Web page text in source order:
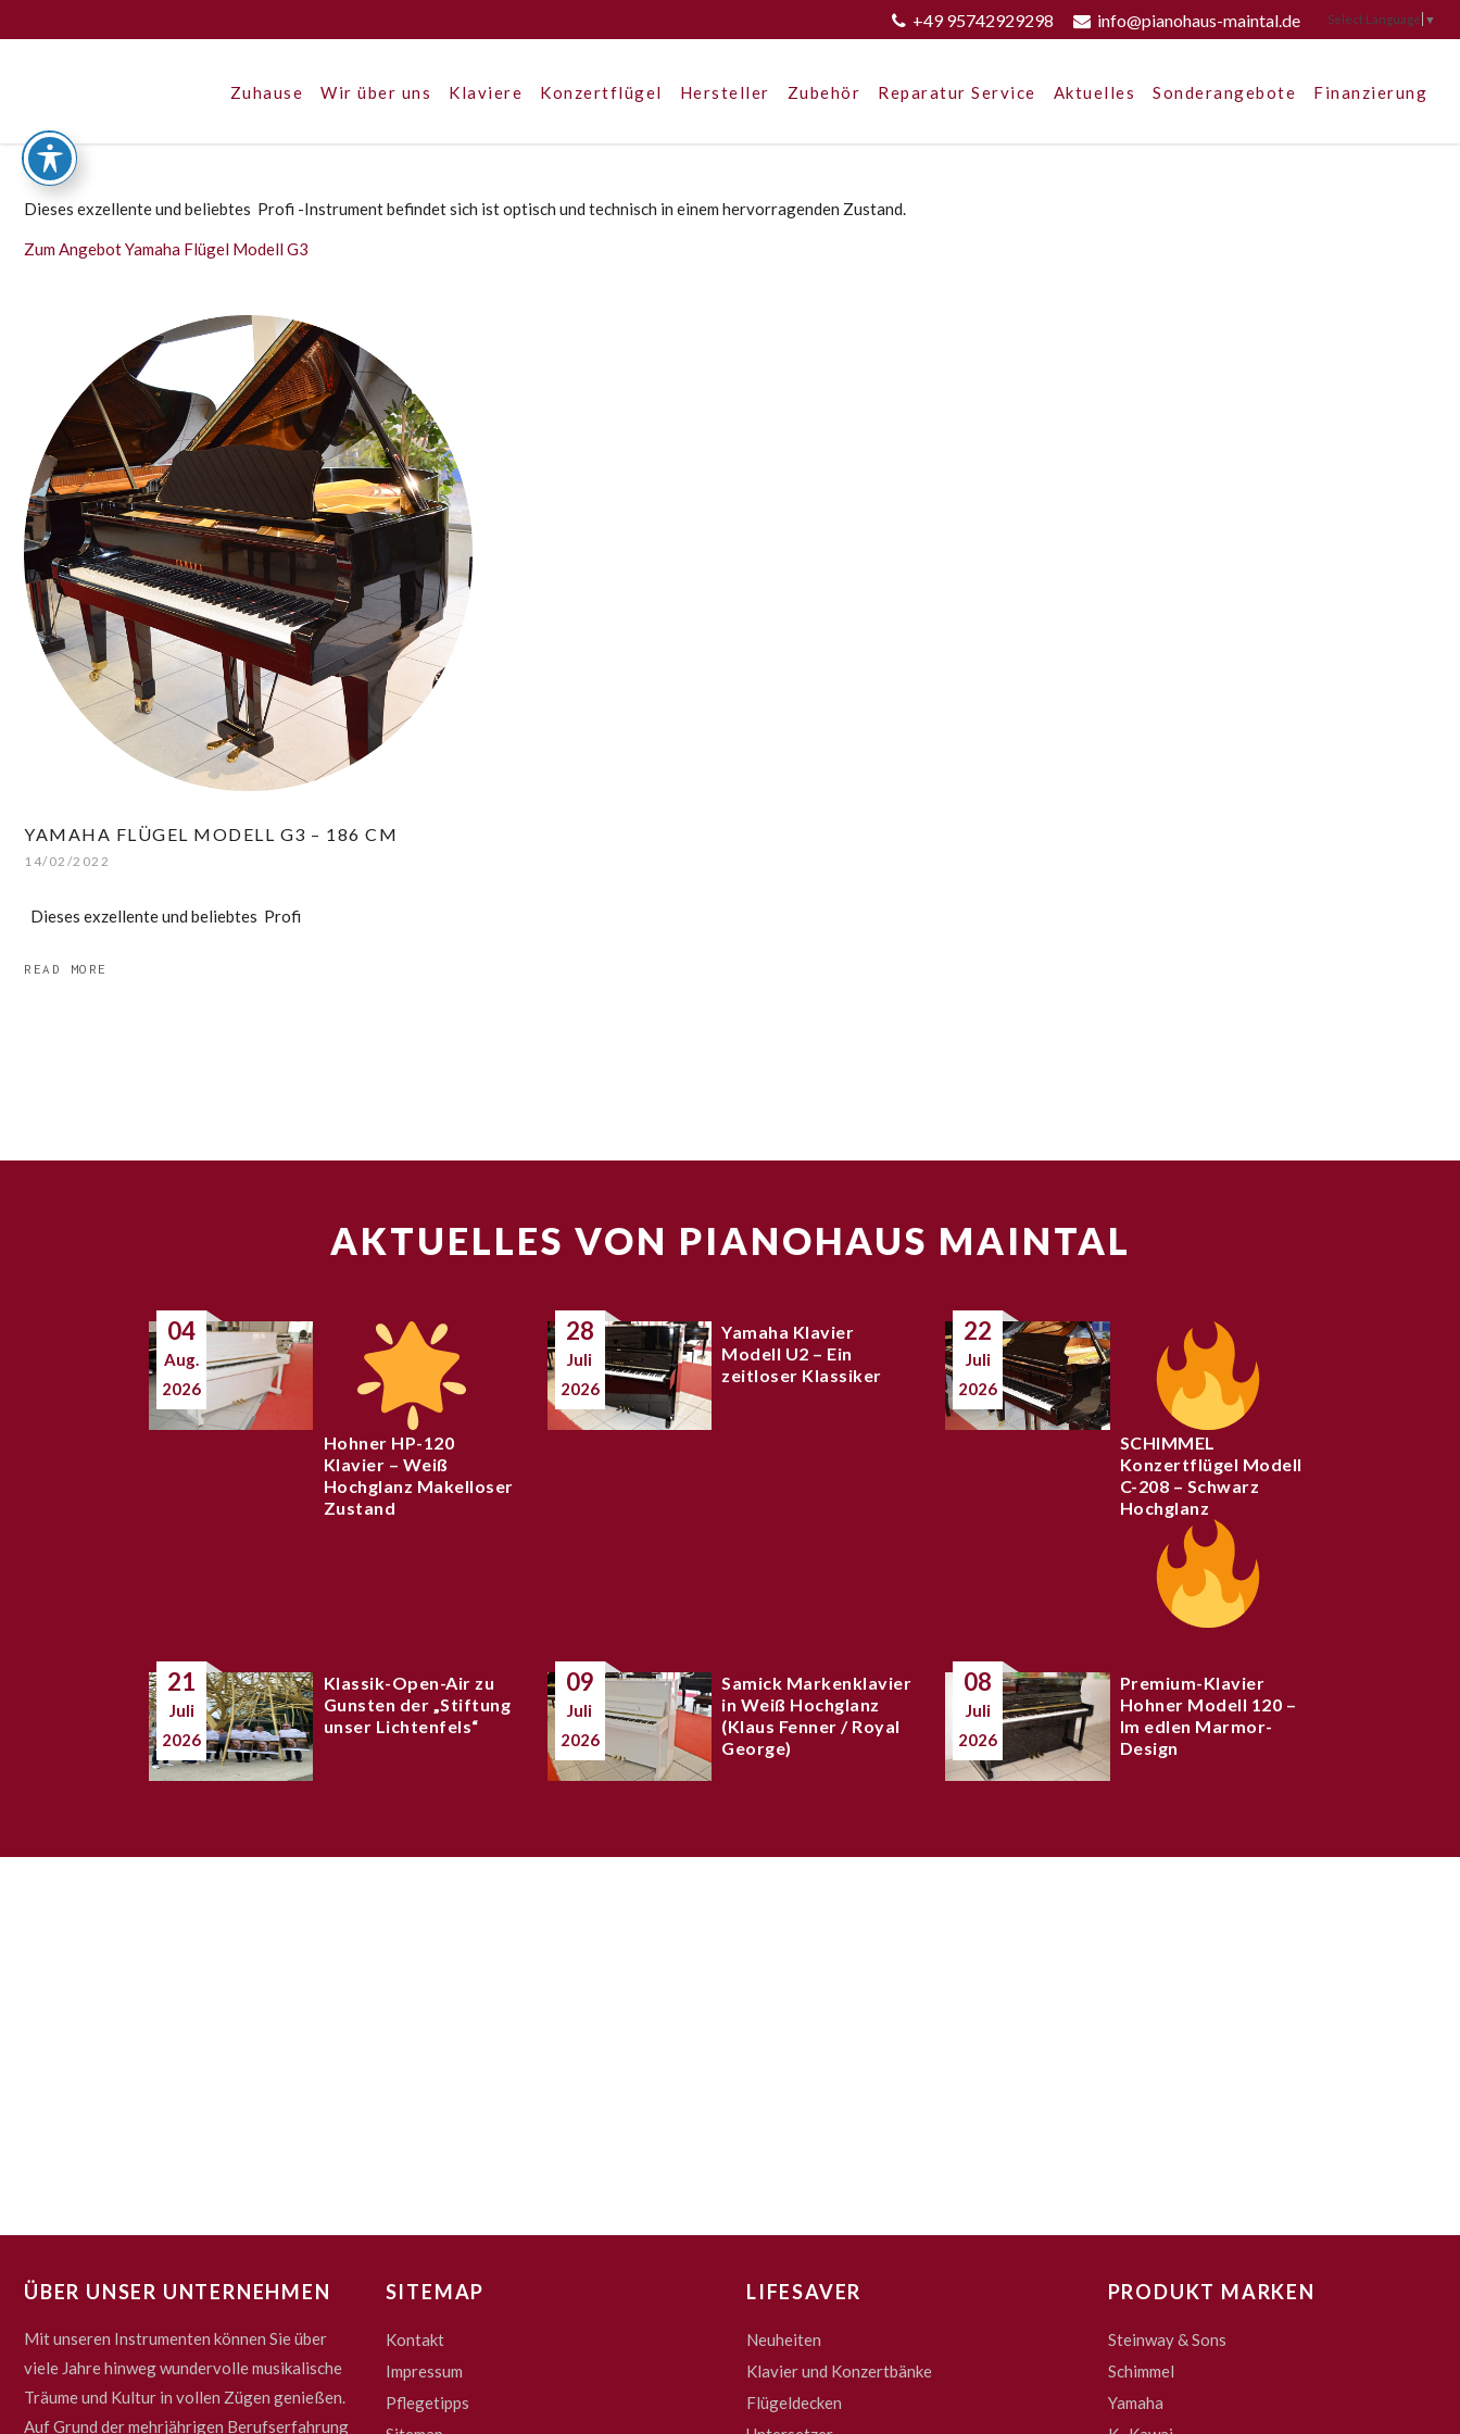
+49 95742929298 info@pianohaus-maintal.de Select Language ▼
Zuhause Wir über uns Klaviere Konzertflügel Hersteller Zubehör Reparatur Service Aktuelles Sonderangebote Finanzierung
Dieses exzellente und beliebtes Profi -Instrument befindet sich ist optisch und technisch in einem hervorragenden Zustand.
Zum Angebot Yamaha Flügel Modell G3
YAMAHA FLÜGEL MODELL G3 – 186 CM
14/02/2022
Dieses exzellente und beliebtes Profi
READ MORE
AKTUELLES VON PIANOHAUS MAINTAL
04
Aug.
2026
Hohner HP-120
Klavier – Weiß
Hochglanz Makelloser
Zustand
28
Juli
2026
Yamaha Klavier
Modell U2 – Ein
zeitloser Klassiker
22
Juli
2026
SCHIMMEL
Konzertflügel Modell
C-208 – Schwarz
Hochglanz
21
Juli
2026
Klassik-Open-Air zu
Gunsten der „Stiftung
unser Lichtenfels“
09
Juli
2026
Samick Markenklavier
in Weiß Hochglanz
(Klaus Fenner / Royal
George)
08
Juli
2026
Premium-Klavier
Hohner Modell 120 –
Im edlen Marmor-
Design
ÜBER UNSER UNTERNEHMEN
Mit unseren Instrumenten können Sie über
viele Jahre hinweg wundervolle musikalische
Träume und Kultur in vollen Zügen genießen.
Auf Grund der mehrjährigen Berufserfahrung
SITEMAP
Kontakt
Impressum
Pflegetipps
LIFESAVER
Neuheiten
Klavier und Konzertbänke
Flügeldecken
PRODUKT MARKEN
Steinway & Sons
Schimmel
Yamaha